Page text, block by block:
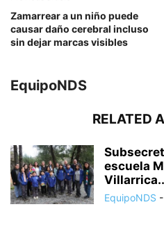
Zamarrear a un niño puede
causar daño cerebral incluso
sin dejar marcas visibles
EquipoNDS
RELATED
escuela
EquipoNDS -